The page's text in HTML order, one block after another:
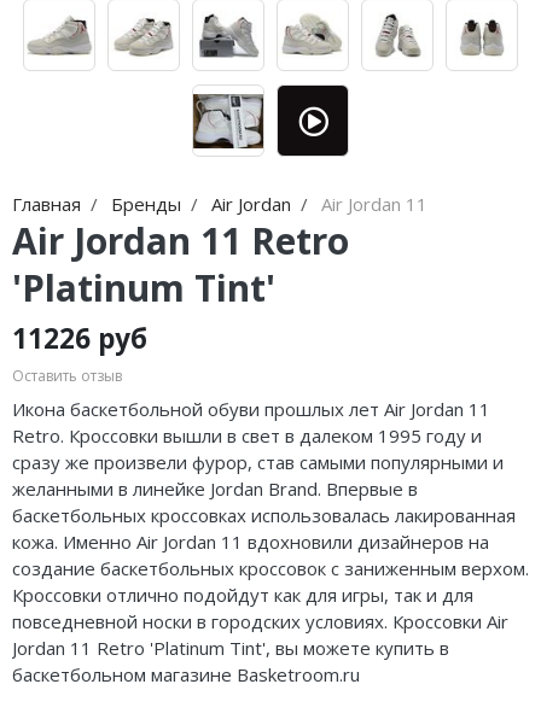
Главная Бренды Air Jordan Air Jordan 11
Air Jordan 11 Retro
'Platinum Tint'
11226 руб
Оставить отзыв
Икона баскетбольной обуви прошлых лет Air Jordan 11
Retro. Кроссовки вышли в свет в далеком 1995 году и
сразу же произвели фурор, став самыми популярными и
желанными в линейке Jordan Brand. Впервые в
баскетбольных кроссовках использовалась лакированная
кожа. Именно Air Jordan 11 вдохновили дизайнеров на
создание баскетбольных кроссовок с заниженным верхом.
Кроссовки отлично подойдут как для игры, так и для
повседневной носки в городских условиях. Кроссовки Air
Jordan 11 Retro 'Platinum Tint', вы можете купить в
баскетбольном магазине Basketroom.ru
Nike Dunk
Nike P-6000
Nike Initiator
Nike Pegasus
Nike Precision
Nike Hyperdunk
Nike Hyperset
Nike Cosmic Unity
Nike Air Deldon
Nike Sabrina
Nike A’ja
adidas Samba
adidas Adistar
adidas adiFOM
adidas Adizero
adidas Harden
adidas Dame
adidas AE
Adidas Yeezy Boost 350 V2